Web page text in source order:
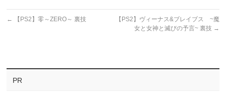
← 【PS2】零～ZERO～ 裏技
【PS2】ヴィーナス&ブレイブス ~魔
女と女神と滅びの予言~ 裏技 →
PR